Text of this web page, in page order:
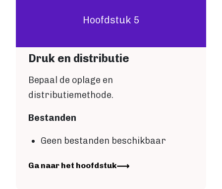
Hoofdstuk 5
Druk en distributie
Bepaal de oplage en
distributiemethode.
Bestanden
Geen bestanden beschikbaar
Image
Ga naar het hoofdstuk